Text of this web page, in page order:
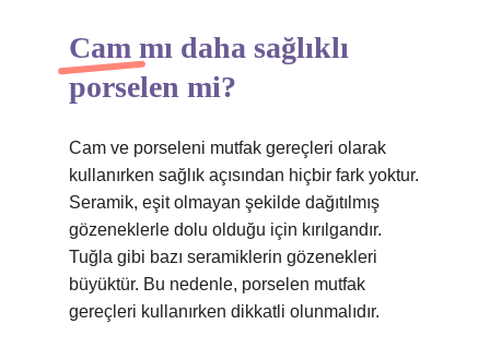
Cam mı daha sağlıklı
porselen mi?
Cam ve porseleni mutfak gereçleri olarak
kullanırken sağlık açısından hiçbir fark yoktur.
Seramik, eşit olmayan şekilde dağıtılmış
gözeneklerle dolu olduğu için kırılgandır.
Tuğla gibi bazı seramiklerin gözenekleri
büyüktür. Bu nedenle, porselen mutfak
gereçleri kullanırken dikkatli olunmalıdır.